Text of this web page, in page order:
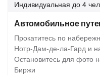
Индивидуальная до 4
Автомобильное
Прокатитесь по
Нотр-Дам-де-ла-Гард и
Остановитесь для фото
Биржи